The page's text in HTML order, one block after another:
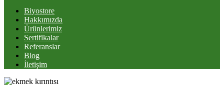
Biyostore
Hakkımızda
Ürünlerimiz
Sertifikalar
Referanslar
Blog
İletişim